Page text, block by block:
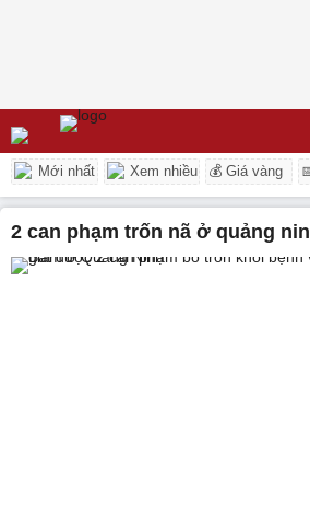
Mới nhất Xem nhiều 💰 Giá vàng
2 can phạm trốn nã ở quảng